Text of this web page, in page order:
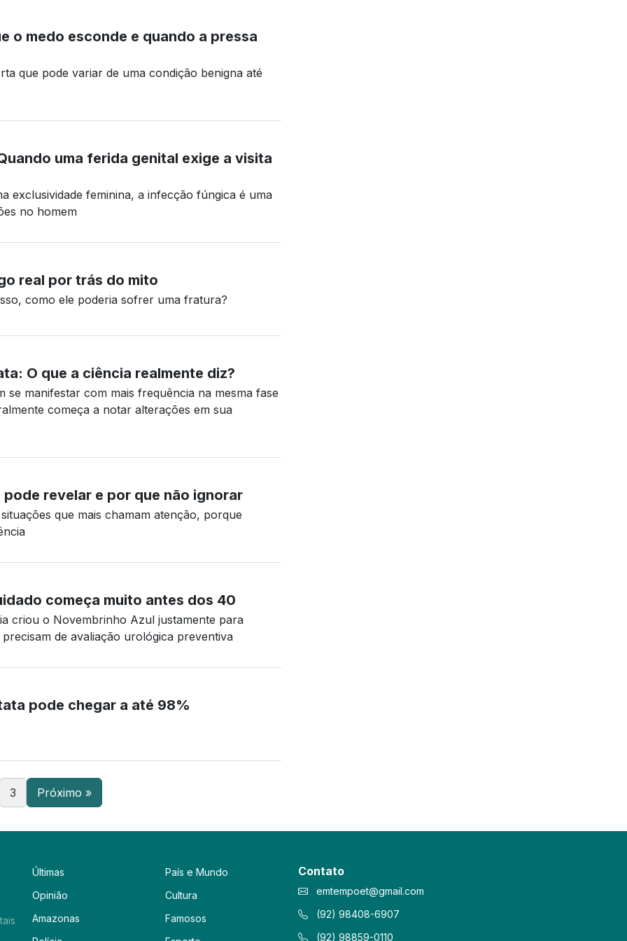
o medo esconde e quando a pressa
que pode variar de uma condição benigna até
uma ferida genital exige a visita
exclusividade feminina, a infecção fúngica é uma
no homem
real por trás do mito
como ele poderia sofrer uma fratura?
O que a ciência realmente diz?
se manifestar com mais frequência na mesma fase
começa a notar alterações em sua
revelar e por que não ignorar
que mais chamam atenção, porque
começa muito antes dos 40
criou o Novembrinho Azul justamente para
de avaliação urológica preventiva
pode chegar a até 98%
3 Próximo »
Últimas
Opinião
Amazonas
País e Mundo
Cultura
Famosos
Contato
emtempoet@gmail.com
(92) 98408-6907
(92) 98859-0110